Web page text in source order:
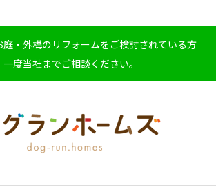
・外構のリフォームをご検討されている方
一度当社までご相談ください。